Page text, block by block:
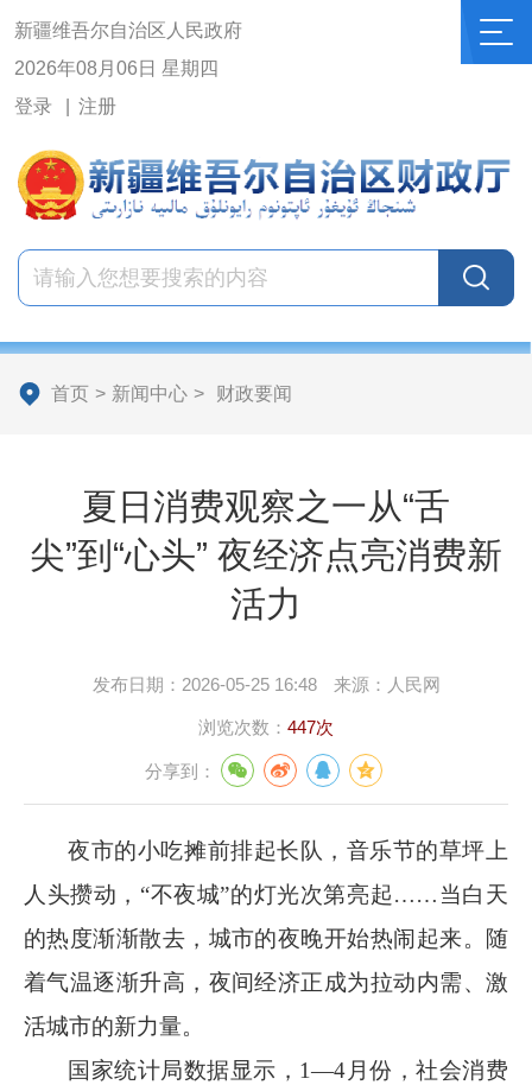
新疆维吾尔自治区人民政府
2026年08月06日 星期四
登录
注册
首页 > 新闻中心 > 财政要闻
夏日消费观察之一从“舌
尖”到“心头” 夜经济点亮消费新
活力
发布日期： 2026-05-25 16:48 来源： 人民网
浏览次数： 447次
分享到：
夜市的小吃摊前排起长队，音乐节的草坪上
人头攒动， “不夜城”的灯光次第亮起……当白天
的热度渐渐散去，城市的夜晚开始热闹起来。随
着气温逐渐升高，夜间经济正成为拉动内需、激
活城市的新力量。
国家统计局数据显示， 1—4月份，社会消费